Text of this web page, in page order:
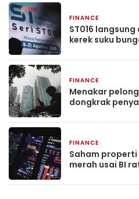
FINANCE
ST016
kerek suku
FINANCE
Menakar
dongkrak
FINANCE
Saham properti
merah usai BI